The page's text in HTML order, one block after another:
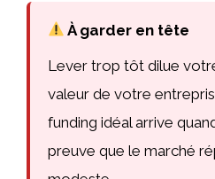
À garder en tête
Lever trop tôt dilue
valeur de votre
funding idéal arrive
preuve que le marché